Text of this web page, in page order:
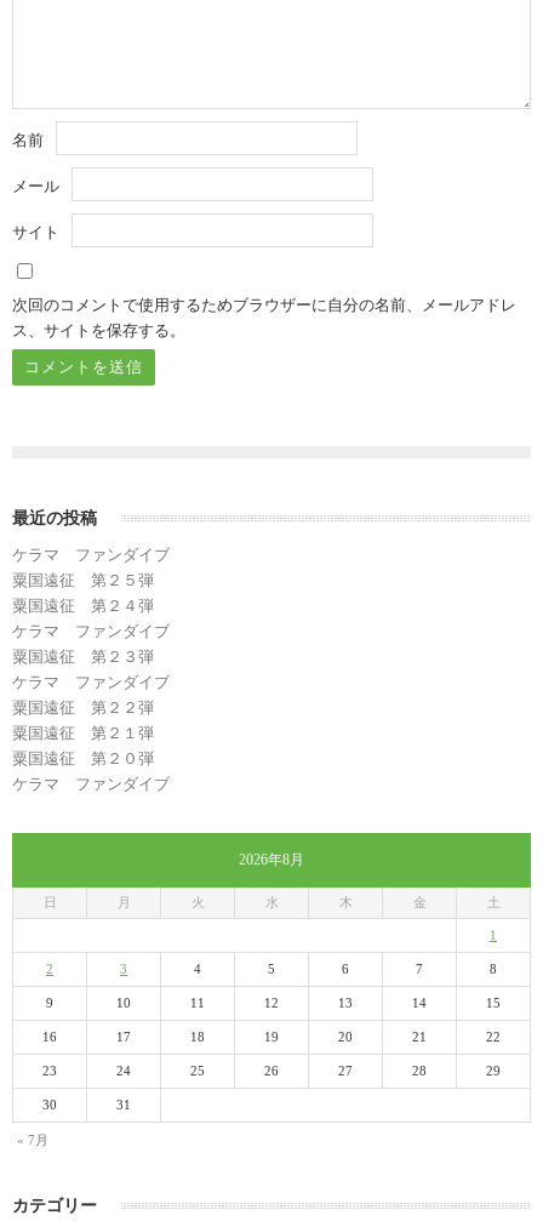
名前
メール
サイト
次回のコメントで使用するためブラウザーに自分の名前、メールアドレ
ス、サイトを保存する。
最近の投稿
ケラマ ファンダイブ
粟国遠征 第２５弾
粟国遠征 第２４弾
ケラマ ファンダイブ
粟国遠征 第２３弾
ケラマ ファンダイブ
粟国遠征 第２２弾
粟国遠征 第２１弾
粟国遠征 第２０弾
ケラマ ファンダイブ
2026年8月
日 月 火 水 木 金 土
« 7月
1
2 3 4 5 6 7 8
9 10 11 12 13 14 15
16 17 18 19 20 21 22
23 24 25 26 27 28 29
30 31
カテゴリー